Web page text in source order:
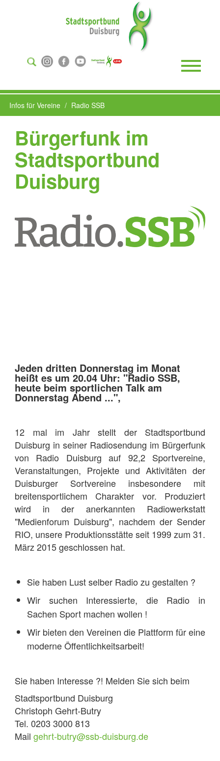
Suchen
Toggle
Infos für Vereine Radio SSB
Bürgerfunk im
Stadtsportbund
Duisburg
Jeden dritten Donnerstag im Monat
heißt es um 20.04 Uhr: "Radio SSB,
heute beim sportlichen Talk am
Donnerstag Abend ...",
12 mal im Jahr stellt der Stadtsportbund
Duisburg in seiner Radiosendung im Bürgerfunk
von Radio Duisburg auf 92,2 Sportvereine,
Veranstaltungen, Projekte und Aktivitäten der
Duisburger Sortvereine insbesondere mit
breitensportlichem Charakter vor. Produziert
wird in der anerkannten Radiowerkstatt
"Medienforum Duisburg", nachdem der Sender
RIO, unsere Produktionsstätte seit 1999 zum 31.
März 2015 geschlossen hat.
Sie haben Lust selber Radio zu gestalten ?
Wir suchen Interessierte, die Radio in
Sachen Sport machen wollen !
Wir bieten den Vereinen die Plattform für eine
moderne Öffentlichkeitsarbeit!
Sie haben Interesse ?! Melden Sie sich beim
Stadtsportbund Duisburg
Christoph Gehrt-Butry
Tel. 0203 3000 813
Mail gehrt-butry@ssb-duisburg.de